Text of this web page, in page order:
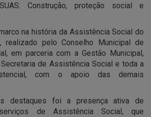
Construção, proteção social e
na história da Assistência Social do
realizado pelo Conselho Municipal de
em parceria com a Gestão Municipal,
de Assistência Social e toda a
com o apoio das demais
destaques foi a presença ativa de
de Assistência Social, que